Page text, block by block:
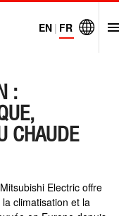
EN | FR
:
CHAUDE
Electric offre
climatisation et la